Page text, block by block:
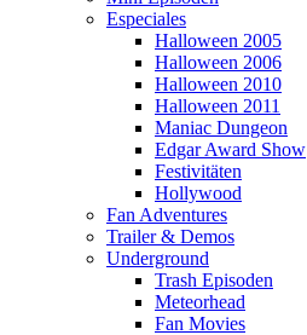
Especiales
Halloween 2005
Halloween 2006
Halloween 2010
Halloween 2011
Maniac Dungeon
Edgar Award Show
Festivitäten
Hollywood
Fan Adventures
Trailer & Demos
Underground
Trash Episoden
Meteorhead
Fan Movies